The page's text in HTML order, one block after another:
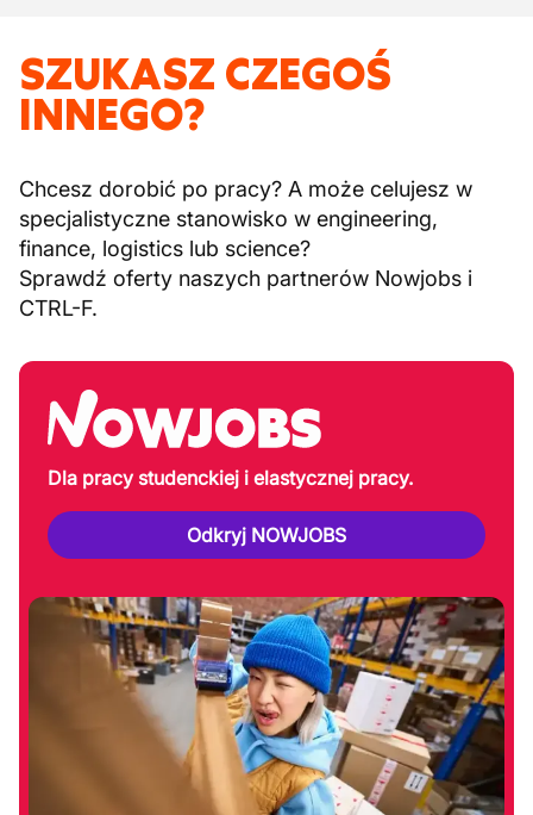
SZUKASZ CZEGOŚ
INNEGO?
Chcesz dorobić po pracy? A może celujesz w
specjalistyczne stanowisko w engineering,
finance, logistics lub science?
Sprawdź oferty naszych partnerów Nowjobs i
CTRL-F.
Dla pracy studenckiej i elastycznej pracy.
Odkryj NOWJOBS